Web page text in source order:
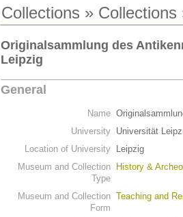
Collections » Collections
Originalsammlung des
Leipzig
General
Name
University Universität
Location of University
Leipzig
Museum and Collection
Type
History &
Museum and Collection
Form
Teaching and